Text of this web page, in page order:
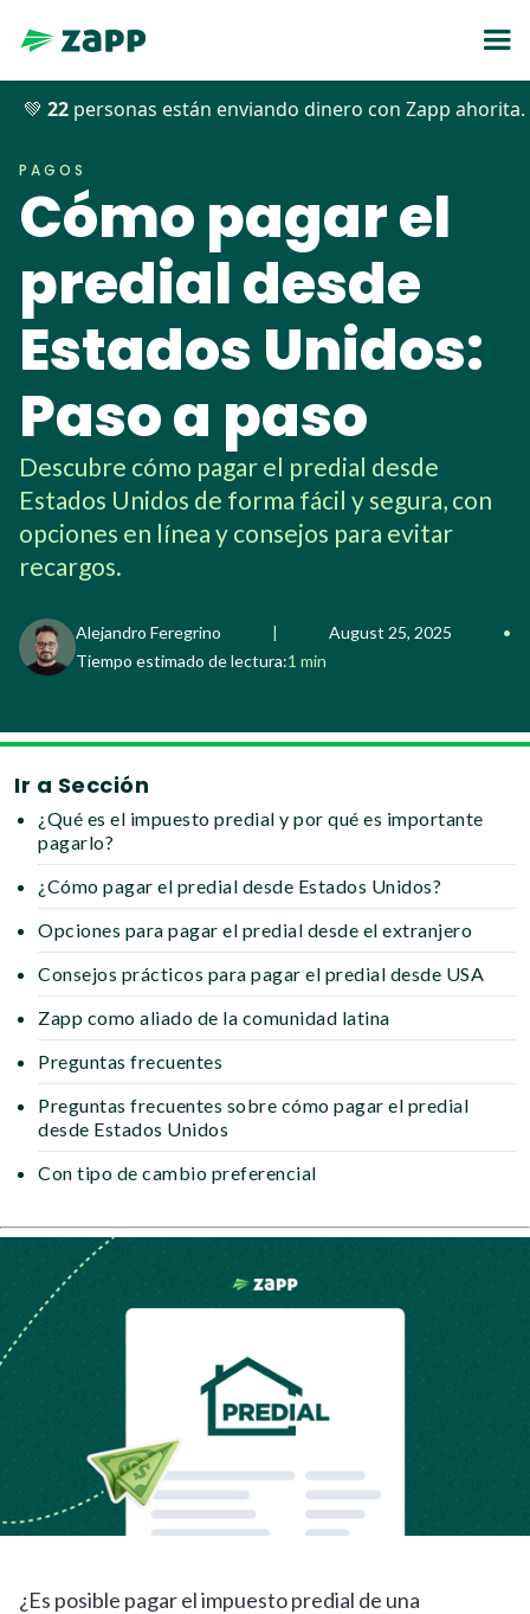
💚 22 personas están enviando dinero con Zapp ahorita.
Blog >> Pagos >> Cómo pagar el predial desde Estados Unidos
PAGOS
Cómo pagar el
predial desde
Estados Unidos:
Paso a paso
Descubre cómo pagar el predial desde
Estados Unidos de forma fácil y segura, con
opciones en línea y consejos para evitar
recargos.
Alejandro Feregrino | August 25, 2025
•
Tiempo estimado de lectura:1 min
Ir a Sección
¿Qué es el impuesto predial y por qué es importante
pagarlo?
¿Cómo pagar el predial desde Estados Unidos?
Opciones para pagar el predial desde el extranjero
Consejos prácticos para pagar el predial desde USA
Zapp como aliado de la comunidad latina
Preguntas frecuentes
Preguntas frecuentes sobre cómo pagar el predial
desde Estados Unidos
Con tipo de cambio preferencial
¿Es posible pagar el impuesto predial de una